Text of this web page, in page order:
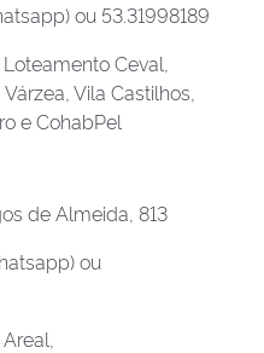
ou 53.31998189
Loteamento Ceval,
Vila Castilhos,
e CohabPel
de Almeida, 813
ou
Areal,